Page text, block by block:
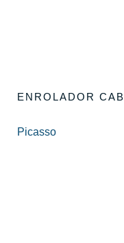
ENROLADOR
Picasso